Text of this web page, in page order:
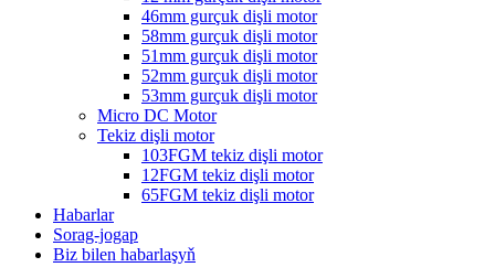
46mm gurçuk dişli motor
58mm gurçuk dişli motor
51mm gurçuk dişli motor
52mm gurçuk dişli motor
53mm gurçuk dişli motor
Micro DC Motor
Tekiz dişli motor
103FGM tekiz dişli motor
12FGM tekiz dişli motor
65FGM tekiz dişli motor
Habarlar
Sorag-jogap
Biz bilen habarlaşyň